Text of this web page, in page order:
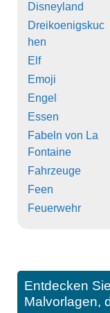
Disneyland
Dreikoenigskuc
hen
Elf
Emoji
Engel
Essen
Fabeln von La
Fontaine
Fahrzeuge
Feen
Feuerwehr
Entdecken
Malvorlagen,